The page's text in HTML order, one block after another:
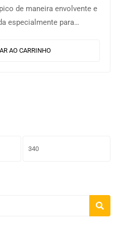
de maneira envolvente e
especialmente para
AO CARRINHO